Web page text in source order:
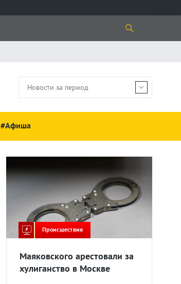
#Афиша
Происшествия
Маяковского арестовали за
хулиганство в Москве